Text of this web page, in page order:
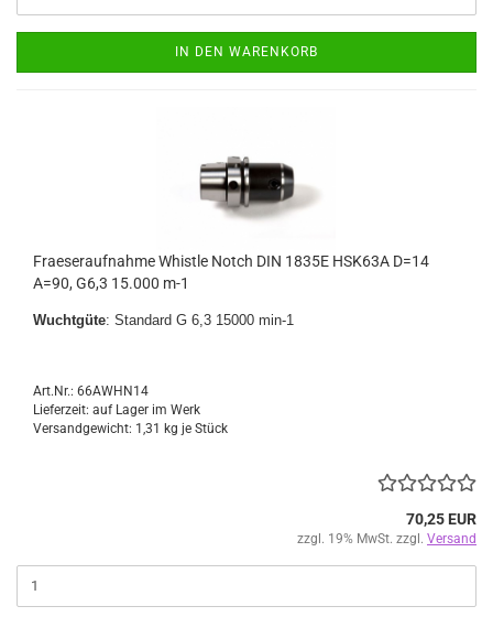
IN DEN WARENKORB
Fraeseraufnahme Whistle Notch DIN 1835E HSK63A D=14
A=90, G6,3 15.000 m-1
Wuchtgüte: Standard G 6,3 15000 min-1
Art.Nr.: 66AWHN14
Lieferzeit: auf Lager im Werk
Versandgewicht: 1,31 kg je Stück
70,25 EUR
zzgl. 19% MwSt. zzgl. Versand